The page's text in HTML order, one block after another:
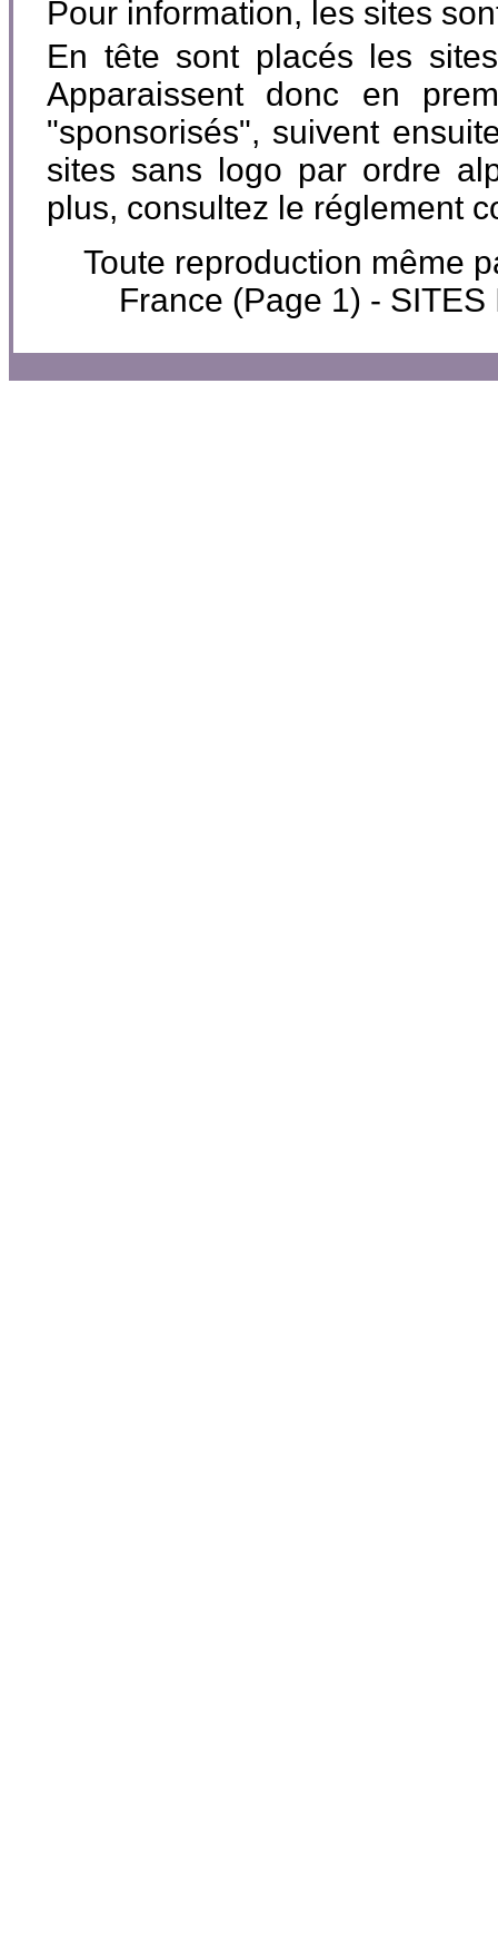
Pour information, les sites
En tête sont placés les
Apparaissent donc en
"sponsorisés", suivent
sites sans logo par ordre
plus, consultez le réglement
Toute reproduction même
France (Page 1) -